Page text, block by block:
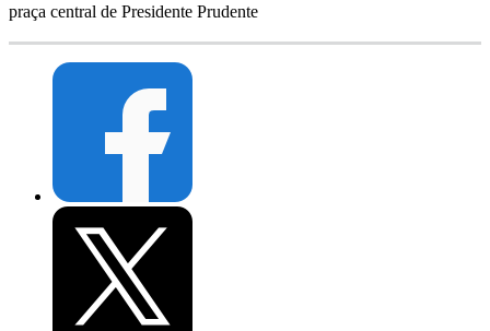
praça central de Presidente Prudente